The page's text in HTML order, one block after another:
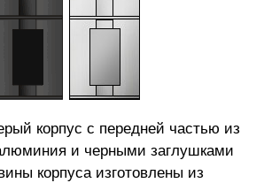
корпус с передней частью из
и черными заглушками
корпуса изготовлены из